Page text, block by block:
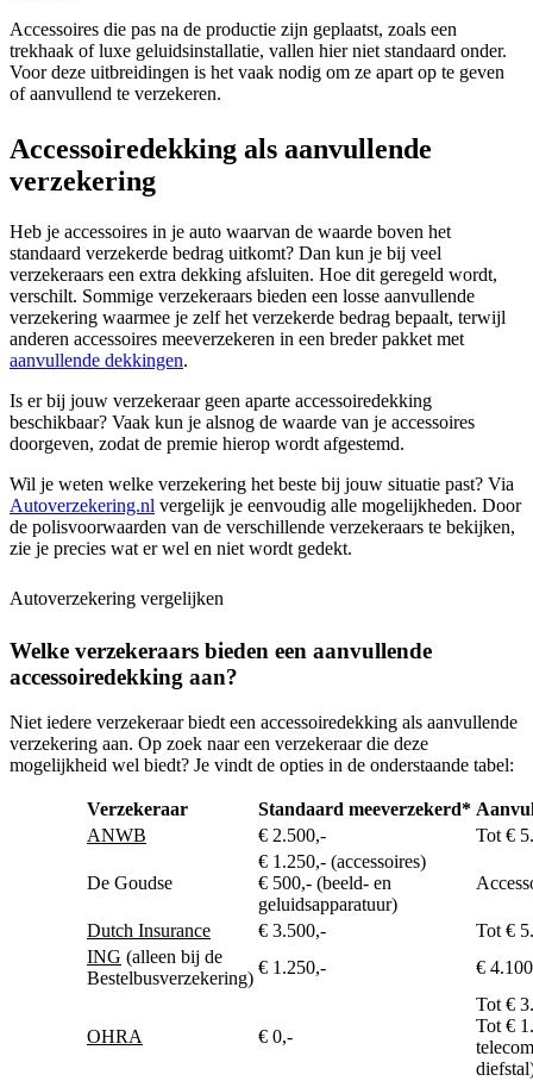
Accessoires die pas na de productie zijn geplaatst, zoals een
trekhaak of luxe geluidsinstallatie, vallen hier niet standaard onder.
Voor deze uitbreidingen is het vaak nodig om ze apart op te geven
of aanvullend te verzekeren.
Accessoiredekking als aanvullende
verzekering
Heb je accessoires in je auto waarvan de waarde boven het
standaard verzekerde bedrag uitkomt? Dan kun je bij veel
verzekeraars een extra dekking afsluiten. Hoe dit geregeld wordt,
verschilt. Sommige verzekeraars bieden een losse aanvullende
verzekering waarmee je zelf het verzekerde bedrag bepaalt, terwijl
anderen accessoires meeverzekeren in een breder pakket met
aanvullende dekkingen.
Is er bij jouw verzekeraar geen aparte accessoiredekking
beschikbaar? Vaak kun je alsnog de waarde van je accessoires
doorgeven, zodat de premie hierop wordt afgestemd.
Wil je weten welke verzekering het beste bij jouw situatie past? Via
Autoverzekering.nl vergelijk je eenvoudig alle mogelijkheden. Door
de polisvoorwaarden van de verschillende verzekeraars te bekijken,
zie je precies wat er wel en niet wordt gedekt.
Autoverzekering vergelijken
Welke verzekeraars bieden een aanvullende
accessoiredekking aan?
Niet iedere verzekeraar biedt een accessoiredekking als aanvullende
verzekering aan. Op zoek naar een verzekeraar die deze
mogelijkheid wel biedt? Je vindt de opties in de onderstaande tabel:
Verzekeraar Standaard meeverzekerd*
ANWB
€ 2.500,- Tot €
De Goudse
€ 1.250,- (accessoires)
€ 500,- (beeld- en
geluidsapparatuur)
Dutch Insurance € 3.500,-
Tot €
ING (alleen bij de
Bestelbusverzekering)
€ 1.250,- €
OHRA € 0,-
Tot €
Tot €